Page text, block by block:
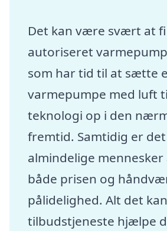
Det kan være svært at
autoriseret
som har tid til at sætte
varmepumpe med luft
teknologi op i den
fremtid. Samtidig er
almindelige
både prisen og
pålidelighed. Alt det
tilbudstjeneste hjælpe